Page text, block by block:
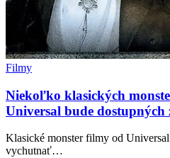
Filmy
Niekoľko klasických
Universal bude dostupných
Klasické monster filmy od
vychutnať…